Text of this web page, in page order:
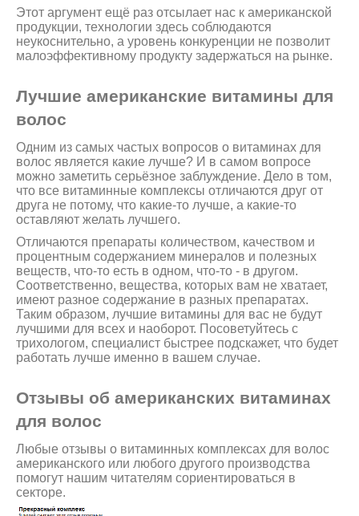
Этот аргумент ещё раз отсылает нас к американской
продукции, технологии здесь соблюдаются
неукоснительно, а уровень конкуренции не позволит
малоэффективному продукту задержаться на рынке.
Лучшие американские витамины для
волос
Одним из самых частых вопросов о витаминах для
волос является какие лучше? И в самом вопросе
можно заметить серьёзное заблуждение. Дело в том,
что все витаминные комплексы отличаются друг от
друга не потому, что какие-то лучше, а какие-то
оставляют желать лучшего.
Отличаются препараты количеством, качеством и
процентным содержанием минералов и полезных
веществ, что-то есть в одном, что-то - в другом.
Соответственно, вещества, которых вам не хватает,
имеют разное содержание в разных препаратах.
Таким образом, лучшие витамины для вас не будут
лучшими для всех и наоборот. Посоветуйтесь с
трихологом, специалист быстрее подскажет, что будет
работать лучше именно в вашем случае.
Отзывы об американских витаминах
для волос
Любые отзывы о витаминных комплексах для волос
американского или любого другого производства
помогут нашим читателям сориентироваться в
секторе.